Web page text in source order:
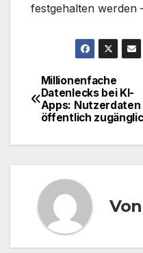
festgehalten werden
Millionenfache
Datenlecks bei KI-
Apps: Nutzerdaten
öffentlich
Von